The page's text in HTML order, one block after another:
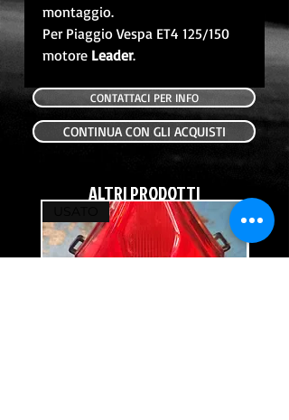
montaggio.
Per Piaggio Vespa ET4 125/150
motore Leader.
CONTATTACI PER INFO
CONTINUA CON GLI ACQUISTI
ALTRI PRODOTTI